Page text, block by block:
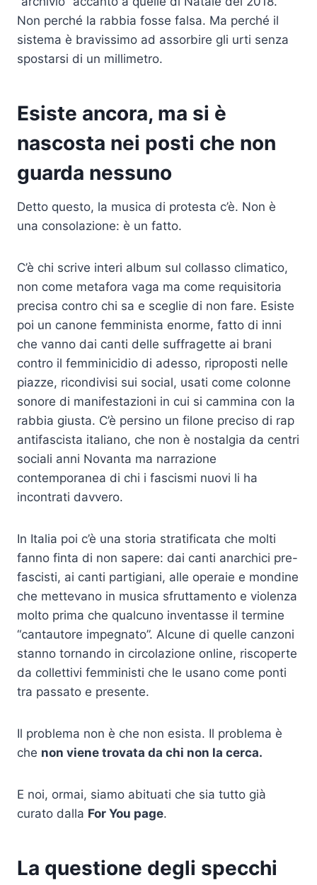
Non perché la rabbia fosse falsa. Ma perché il
sistema è bravissimo ad assorbire gli urti senza
spostarsi di un millimetro.
Esiste ancora, ma si è
nascosta nei posti che non
guarda nessuno
Detto questo, la musica di protesta c’è. Non è
una consolazione: è un fatto.
C’è chi scrive interi album sul collasso climatico,
non come metafora vaga ma come requisitoria
precisa contro chi sa e sceglie di non fare. Esiste
poi un canone femminista enorme, fatto di inni
che vanno dai canti delle suffragette ai brani
contro il femminicidio di adesso, riproposti nelle
piazze, ricondivisi sui social, usati come colonne
sonore di manifestazioni in cui si cammina con la
rabbia giusta. C’è persino un filone preciso di rap
antifascista italiano, che non è nostalgia da centri
sociali anni Novanta ma narrazione
contemporanea di chi i fascismi nuovi li ha
incontrati davvero.
In Italia poi c’è una storia stratificata che molti
fanno finta di non sapere: dai canti anarchici pre-
fascisti, ai canti partigiani, alle operaie e mondine
che mettevano in musica sfruttamento e violenza
molto prima che qualcuno inventasse il termine
“cantautore impegnato”. Alcune di quelle canzoni
stanno tornando in circolazione online, riscoperte
da collettivi femministi che le usano come ponti
tra passato e presente.
Il problema non è che non esista. Il problema è
che non viene trovata da chi non la cerca.
E noi, ormai, siamo abituati che sia tutto già
curato dalla For You page.
La questione degli specchi